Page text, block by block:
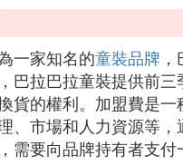
一家知名的童裝品牌
拉巴拉童裝提供前三
貨的權利。加盟費是
、市場和人力資源等
要向品牌持有者支付